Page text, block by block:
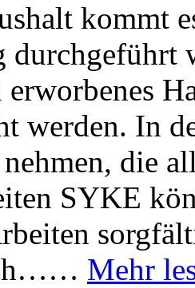
kommt
durchgeführt
werden. In
die
SYKE
Mehr